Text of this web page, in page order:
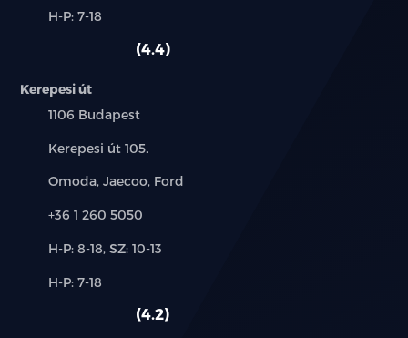
használt
Alkatrész,
H-P: 7-18
4.4
Kerepesi út
Település:
1106 Budapest
Cím:
Kerepesi út 105.
Márkák:
Omoda, Jaecoo, Ford
Telefon:
+36 1 260 5050
Új-
használt
H-P: 8-18, SZ: 10-13
Alkatrész,
H-P: 7-18
4.2